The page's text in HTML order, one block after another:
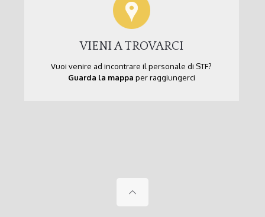
VIENI A TROVARCI
Vuoi venire ad incontrare il personale di STF?
Guarda la mappa per raggiungerci